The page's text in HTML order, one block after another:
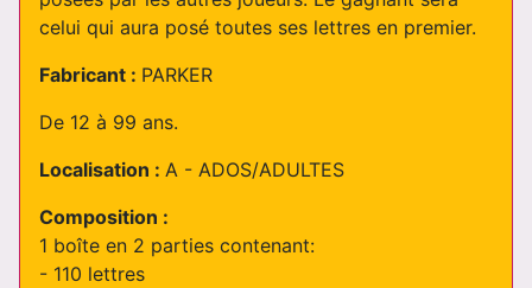
celui qui aura posé toutes ses lettres en premier.
Fabricant : PARKER
De 12 à 99 ans.
Localisation : A - ADOS/ADULTES
Composition :
1 boîte en 2 parties contenant:
- 110 lettres